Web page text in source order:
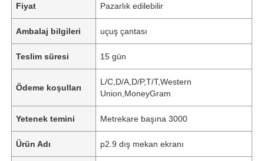
Fiyat Pazarlık edilebilir
Ambalaj bilgileri uçuş çantası
Teslim süresi 15 gün
Ödeme koşulları
L/C,D/A,D/P,T/T,Western
Union,MoneyGram
Yetenek temini Metrekare başına 3000
Ürün Adı p2.9 dış mekan ekranı